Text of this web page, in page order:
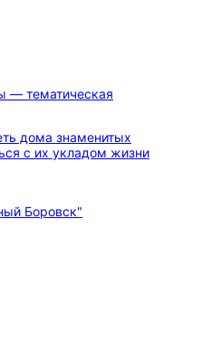
— тематическая
дома знаменитых
с их укладом жизни